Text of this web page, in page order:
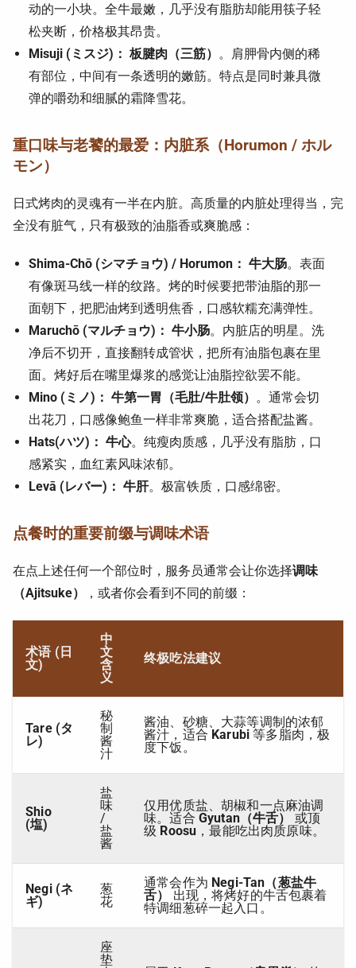
动的一小块。全牛最嫩，几乎没有脂肪却能用筷子轻
松夹断，价格极其昂贵。
Misuji (ミスジ)： 板腱肉（三筋） 。肩胛骨内侧的稀
有部位，中间有一条透明的嫩筋。特点是同时兼具微
弹的嚼劲和细腻的霜降雪花。
重口味与老饕的最爱：内脏系（Horumon / ホル
モン）
日式烤肉的灵魂有一半在内脏。高质量的内脏处理得当，完
全没有脏气，只有极致的油脂香或爽脆感：
Shima-Chō (シマチョウ) / Horumon： 牛大肠。表面
有像斑马线一样的纹路。烤的时候要把带油脂的那一
面朝下，把肥油烤到透明焦香，口感软糯充满弹性。
Maruchō (マルチョウ)： 牛小肠。内脏店的明星。洗
净后不切开，直接翻转成管状，把所有油脂包裹在里
面。烤好后在嘴里爆浆的感觉让油脂控欲罢不能。
Mino (ミノ)： 牛第一胃（毛肚/牛肚领） 。通常会切
出花刀，口感像鲍鱼一样非常爽脆，适合搭配盐酱。
Hats(ハツ)： 牛心。纯瘦肉质感，几乎没有脂肪，口
感紧实，血红素风味浓郁。
Levā (レバー)： 牛肝。极富铁质，口感绵密。
点餐时的重要前缀与调味术语
在点上述任何一个部位时，服务员通常会让你选择调味
（Ajitsuke）
，或者你会看到不同的前缀：
术语 (日
文)
中
文
含
义
终极吃法建议
Tare (タ
レ)
秘
制
酱
汁
酱油、砂糖、大蒜等调制的浓郁
酱汁，适合 Karubi 等多脂肉，极
度下饭。
Shio
(塩)
盐
味
/
盐
酱
仅用优质盐、胡椒和一点麻油调
味。适合 Gyutan（牛舌）
或顶
级 Roosu ，最能吃出肉质原味。
Negi (ネ
ギ)
葱
花
通常会作为 Negi-Tan（葱盐牛
舌）
出现，将烤好的牛舌包裹着
特调细葱碎一起入口。
座
垫